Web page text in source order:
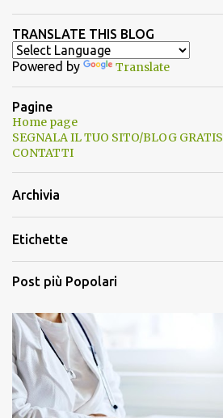
TRANSLATE THIS BLOG
Powered by Translate
Pagine
Home page
SEGNALA IL TUO SITO/BLOG GRATIS
CONTATTI
Archivia
Etichette
Post più Popolari